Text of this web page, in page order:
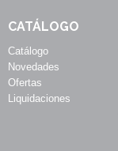
CATÁLOGO
Catálogo
Novedades
Ofertas
Liquidaciones